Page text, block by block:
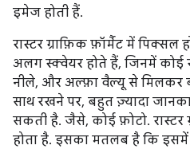
इमेज होती हैं.
रास्टर ग्राफ़िक फ़ॉर्मैट में
अलग स्क्वेयर होते हैं, जिनमें कोई
नीले, और अल्फ़ा वैल्यू से मिलकर
साथ रखने पर, बहुत ज़्यादा
सकती है. जैसे, कोई फ़ोटो. रास्टर
होता है. इसका मतलब है कि